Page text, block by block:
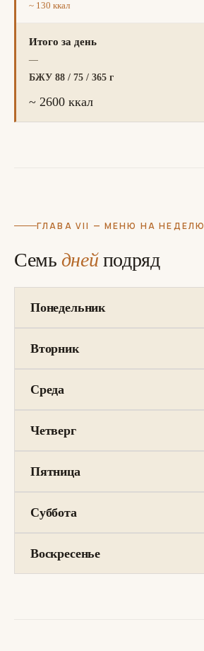
~ 130 ккал
Итого за день
—
БЖУ 88 / 75 / 365 г
~ 2600 ккал
ГЛАВА VII — МЕНЮ НА НЕДЕЛЮ
Семь днейподряд
Понедельник
Вторник
Среда
Четверг
Пятница
Суббота
Воскресенье